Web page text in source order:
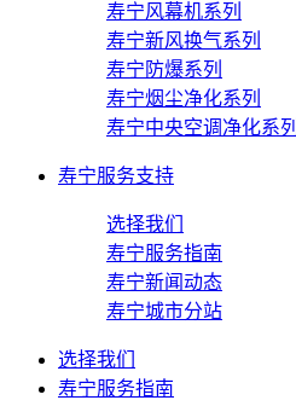
寿宁风幕机系列
寿宁新风换气系列
寿宁防爆系列
寿宁烟尘净化系列
寿宁中央空调净化系列
寿宁服务支持
选择我们
寿宁服务指南
寿宁新闻动态
寿宁城市分站
选择我们
寿宁服务指南